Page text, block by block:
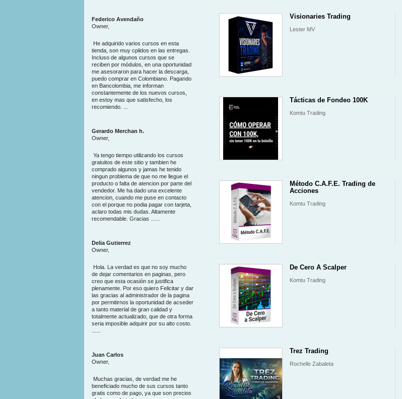
Federico Avendaño
Owner,
He adquirido varios cursos en esta
tienda, son muy cplidos en las entregas.
Incluso de algunos cursos que se
reciben por módulos, en una oportunidad
me asesoraron para hacer la descarga,
puedo comprar en Colombiano. Pagando
en Bancolombia, me informan
constantemente de los nuevos cursos,
en estoy mas que satisfecho, los
recomiendo. ...
Gerardo Merchan h.
Owner,
Ya tengo tiempo utilizando los cursos
gratuitos de este sitio y tambien he
comprado algunos y jamas he tenido
ningun problema de que no me llegue el
producto o falta de atencion por parte del
vendedor. Me ha dado una excelente
atencion, cuando me puse en contacto
con el porque no podia pagar con tarjeta,
aclaro todas mis dudas. Altamente
recomendable. Gracias ......
Delia Gutierrez
Owner,
Hola. La verdad es que no soy mucho
de dejar comentarios en paginas, pero
creo que esta ocasión se justifica
plenamente. Por eso quiero Felicitar y dar
las gracias al administrador de la pagina
por permitirnos la oportunidad de acseder
a tanto material de gran calidad y
totalmente actualizado, que de otra forma
seria imposible adquirir por su alto costo.
Juan Carlos
Owner,
Muchas gracias, de verdad me he
beneficiado mucho de sus cursos tanto
gratis como de pago, ya que son precios
Visionaries Trading
Lester MV
Tácticas de Fondeo 100K
Komtu Trading
Método C.A.F.E. Trading de
Acciones
Komtu Trading
De Cero A Scalper
Komtu Trading
Trez Trading
Rochelle Zabaleta